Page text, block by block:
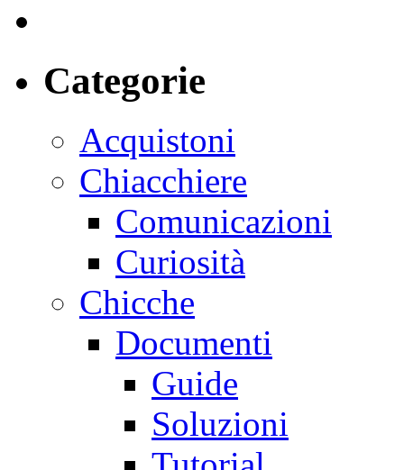
Categorie
Acquistoni
Chiacchiere
Comunicazioni
Curiosità
Chicche
Documenti
Guide
Soluzioni